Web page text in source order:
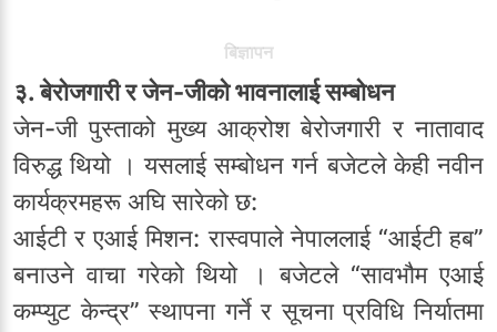
बिज्ञापन
३. बेरोजगारी र जेन-जीको भावनालाई सम्बोधन
जेन-जी पुस्ताको मुख्य आक्रोश बेरोजगारी र नातावाद
विरुद्ध थियो । यसलाई सम्बोधन गर्न बजेटले केही नवीन
कार्यक्रमहरू अघि सारेको छ:
आईटी र एआई मिशन: रास्वपाले नेपाललाई “आईटी हब”
बनाउने वाचा गरेको थियो । बजेटले “सावभौम एआई
कम्प्युट केन्द्र” स्थापना गर्ने र सूचना प्रविधि निर्यातमा